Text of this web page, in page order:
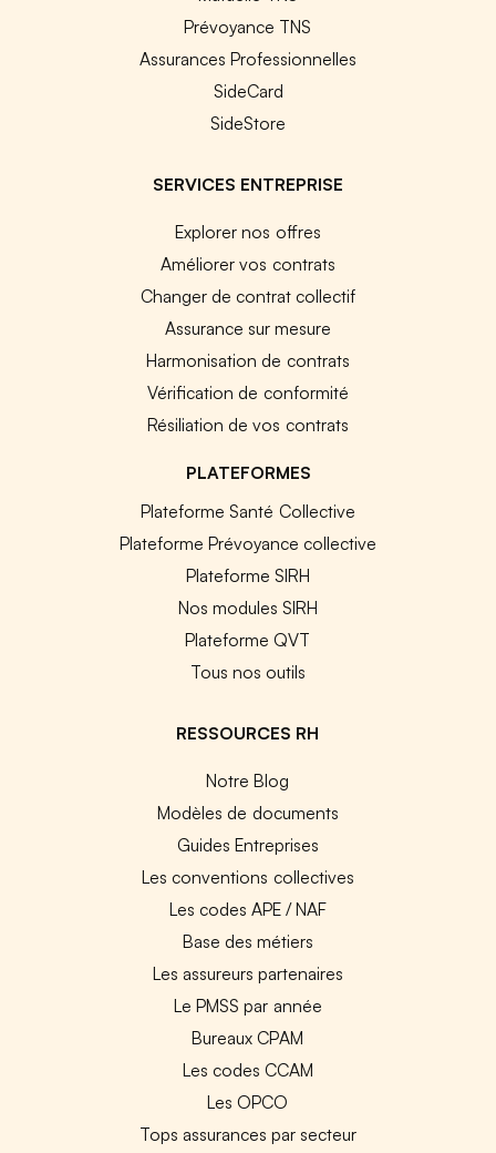
Prévoyance TNS
Assurances Professionnelles
SideCard
SideStore
SERVICES ENTREPRISE
Explorer nos offres
Améliorer vos contrats
Changer de contrat collectif
Assurance sur mesure
Harmonisation de contrats
Vérification de conformité
Résiliation de vos contrats
PLATEFORMES
Plateforme Santé Collective
Plateforme Prévoyance collective
Plateforme SIRH
Nos modules SIRH
Plateforme QVT
Tous nos outils
RESSOURCES RH
Notre Blog
Modèles de documents
Guides Entreprises
Les conventions collectives
Les codes APE / NAF
Base des métiers
Les assureurs partenaires
Le PMSS par année
Bureaux CPAM
Les codes CCAM
Les OPCO
Tops assurances par secteur